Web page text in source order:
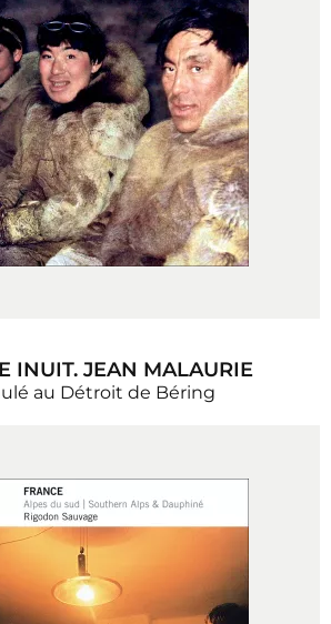
INUIT. JEAN MALAURIE
au Détroit de Béring